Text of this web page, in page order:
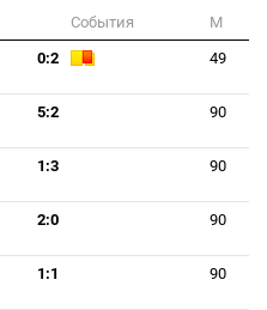
События
М
0:2 49
5:2 90
1:3 90
2:0 90
1:1 90